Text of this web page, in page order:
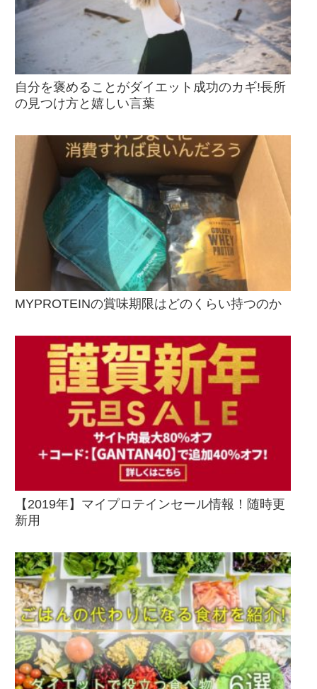
自分を褒めることがダイエット成功のカギ!長所
の見つけ方と嬉しい言葉
MYPROTEINの賞味期限はどのくらい持つのか
【2019年】マイプロテインセール情報！随時更
新用